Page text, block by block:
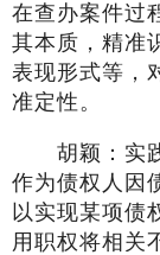
在查办案件过
其本质，精准
表现形式等，
准定性。
胡颖：实践
作为债权人因
以实现某项债
用职权将相关